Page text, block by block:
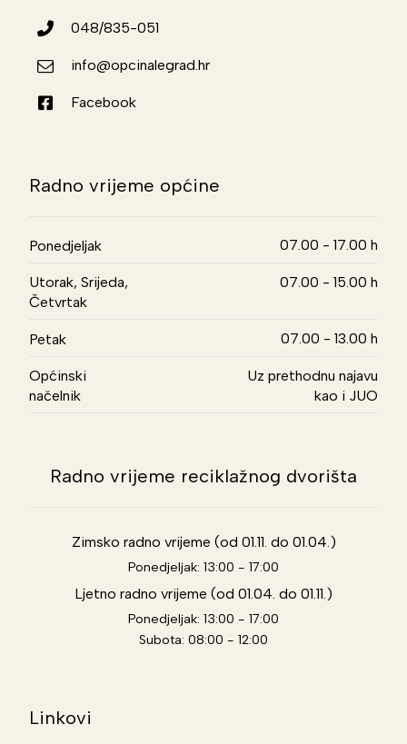
048/835-051
info@opcinalegrad.hr
Facebook
Radno vrijeme općine
Ponedjeljak 07.00 - 17.00 h
Utorak, Srijeda,
Četvrtak
07.00 - 15.00 h
Petak 07.00 - 13.00 h
Općinski
načelnik
Uz prethodnu najavu
kao i JUO
Radno vrijeme reciklažnog dvorišta
Zimsko radno vrijeme (od 01.11. do 01.04.)
Ponedjeljak: 13:00 - 17:00
Ljetno radno vrijeme (od 01.04. do 01.11.)
Ponedjeljak: 13:00 - 17:00
Subota: 08:00 - 12:00
Linkovi